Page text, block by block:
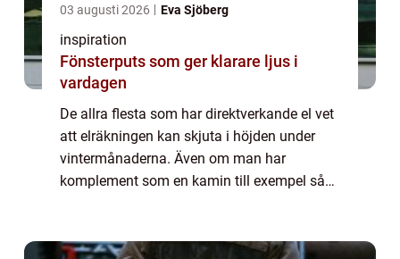
03 augusti 2026 Eva Sjöberg
inspiration
Fönsterputs som ger klarare ljus i
vardagen
De allra flesta som har direktverkande el vet
att elräkningen kan skjuta i höjden under
vintermånaderna. Även om man har
komplement som en kamin till exempel så
Dessut...